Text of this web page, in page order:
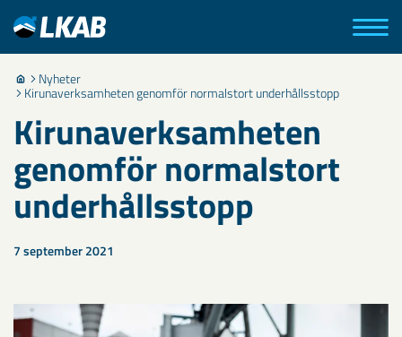
Nyheter
Kirunaverksamheten genomför normalstort underhållsstopp
Kirunaverksamheten
genomför normalstort
underhållsstopp
7 september 2021